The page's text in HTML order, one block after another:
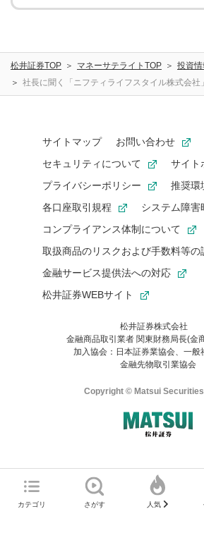
カテゴリ さがす 人気
松井証券TOP マネーサテライトTOP 投資
社長に聞く「ニフティライフスタイル株式会社」
サイトマップ
お問い合わせ
セキュリティについて
サイト
プライバシーポリシー
推奨環
各口座取引規程
システム障害
コンプライアンス体制について
取扱商品のリスクおよび手数料等の
金融サービス提供法への対応
松井証券WEBサイト
松井証券株式会社
金融商品取引業者 関東財務局長(金
加入協会：日本証券業協会、一
金融先物取引業協会
Copyright © Matsui Securities
マネーサテライトのWEBサイト
直前にご覧いただいていたWEBサイトは、
ご利用の環境(Internet Explorer)は、本サ
め、
一部の機能が正常に動作しない
お気に入り機能は松井証券の会員限定の機
お気に入り登録いただくと、後からいつで
ンツを一覧でご確認いただけます。
ご利用いただくには口座開設が必要です。
はご利用の端末で一度ログインしてくださ
ログイン